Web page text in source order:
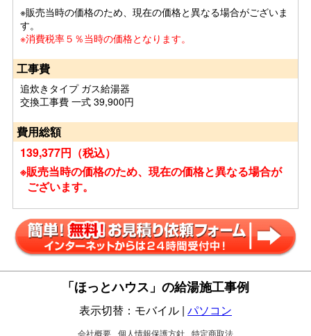
※販売当時の価格のため、現在の価格と異なる場合がございま
す。
※消費税率５％当時の価格となります。
工事費
追炊きタイプ ガス給湯器
交換工事費 一式 39,900円
費用総額
139,377円（税込）
※販売当時の価格のため、現在の価格と異なる場合が
ございます。
「ほっとハウス」の給湯施工事例
表示切替：モバイル | パソコン
会社概要 個人情報保護方針 特定商取法